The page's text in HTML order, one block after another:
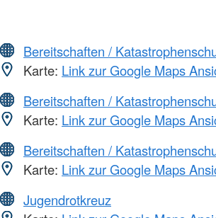
Bereitschaften /
Karte: Link zur Google Maps
Bereitschaften /
Karte: Link zur Google Maps
Bereitschaften /
Karte: Link zur Google Maps
Jugendrotkreuz